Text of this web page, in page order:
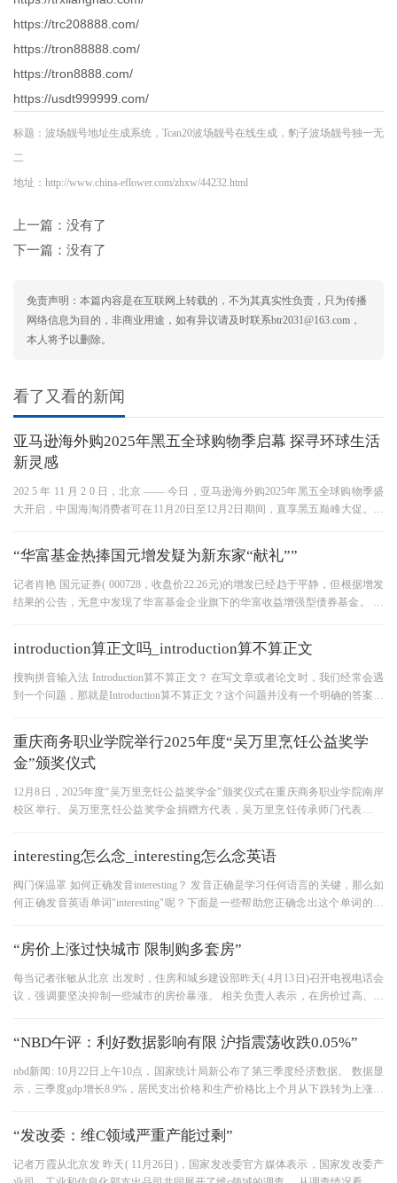
https://trc208888.com/
https://tron88888.com/
https://tron8888.com/
https://usdt999999.com/
标题：波场靓号地址生成系统，Tcan20波场靓号在线生成，豹子波场靓号独一无
二
地址：http://www.china-eflower.com/zhxw/44232.html
上一篇：没有了
下一篇：没有了
免责声明：本篇内容是在互联网上转载的，不为其真实性负责，只为传播
网络信息为目的，非商业用途，如有异议请及时联系btr2031@163.com，
本人将予以删除。
看了又看的新闻
亚马逊海外购2025年黑五全球购物季启幕 探寻环球生活
新灵感
202 5 年 11 月 2 0 日，北京 —— 今日，亚马逊海外购2025年黑五全球购物季盛
大开启，中国海淘消费者可在11月20日至12月2日期间，直享黑五巅峰大促。本
“华富基金热捧国元增发疑为新东家“献礼””
记者肖艳 国元证券( 000728，收盘价22.26元)的增发已经趋于平静，但根据增发
结果的公告，无意中发现了华富基金企业旗下的华富收益增强型债券基金。 华
introduction算正文吗_introduction算不算正文
搜狗拼音输入法 Introduction算不算正文？ 在写文章或者论文时，我们经常会遇
到一个问题，那就是Introduction算不算正文？这个问题并没有一个明确的答案，
重庆商务职业学院举行2025年度“吴万里烹饪公益奖学
金”颁奖仪式
12月8日，2025年度“吴万里烹饪公益奖学金”颁奖仪式在重庆商务职业学院南岸
校区举行。吴万里烹饪公益奖学金捐赠方代表，吴万里烹饪传承师门代表，以
interesting怎么念_interesting怎么念英语
阀门保温罩 如何正确发音interesting？ 发音正确是学习任何语言的关键，那么如
何正确发音英语单词"interesting"呢？下面是一些帮助您正确念出这个单词的技
“房价上涨过快城市 限制购多套房”
每当记者张敏从北京 出发时，住房和城乡建设部昨天( 4月13日)召开电视电话会
议，强调要坚决抑制一些城市的房价暴涨。 相关负责人表示，在房价过高、上
“NBD午评：利好数据影响有限 沪指震荡收跌0.05%”
nbd新闻: 10月22日上午10点，国家统计局新公布了第三季度经济数据。 数据显
示，三季度gdp增长8.9%，居民支出价格和生产价格比上个月从下跌转为上涨，
“发改委：维C领域严重产能过剩”
记者万霞从北京发 昨天( 11月26日)，国家发改委官方媒体表示，国家发改委产